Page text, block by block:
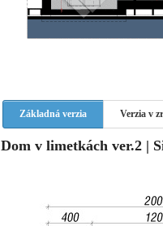
Základná verzia Verzia v
Dom v limetkách ver.2 |